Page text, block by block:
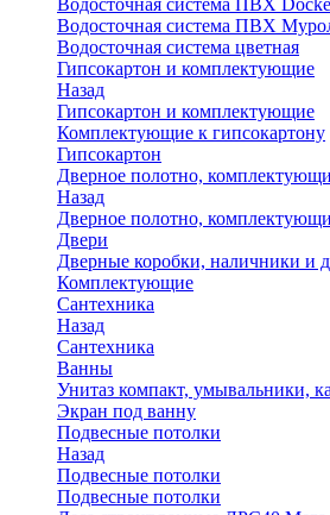
Водосточная система ПВХ
Водосточная система ПВХ
Водосточная система цветная
Гипсокартон и комплектующие
Назад
Гипсокартон и комплектующие
Комплектующие к гипсокартону
Гипсокартон
Дверное полотно,
Назад
Дверное полотно,
Двери
Дверные коробки, наличники и
Комплектующие
Сантехника
Назад
Сантехника
Ванны
Унитаз компакт, умывальники,
Экран под ванну
Подвесные потолки
Назад
Подвесные потолки
Подвесные потолки